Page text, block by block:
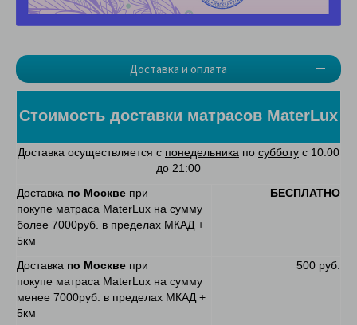
Доставка и оплата
Стоимость доставки матрасов MaterLux
Доставка осуществляется с понедельника по субботу с 10:00
до 21:00
Доставка по Москве при
покупе матраса MaterLux на сумму
более 7000руб. в пределах МКАД +
5км
БЕСПЛАТНО
Доставка по Москве при
покупе матраса MaterLux на сумму
менее 7000руб. в пределах МКАД +
5км
500 руб.